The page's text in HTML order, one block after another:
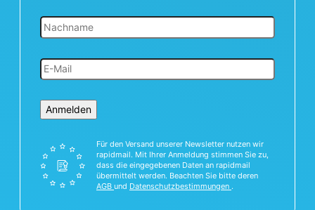
Anmelden
Für den Versand unserer Newsletter nutzen wir
rapidmail. Mit Ihrer Anmeldung stimmen Sie zu,
dass die eingegebenen Daten an rapidmail
übermittelt werden. Beachten Sie bitte deren
AGB und Datenschutzbestimmungen .